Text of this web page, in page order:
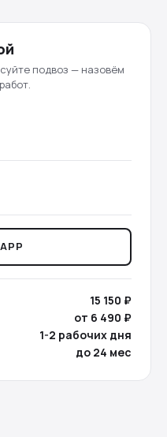
подвоз — назовём
15 150 ₽
от 6 490 ₽
1-2 рабочих дня
до 24 мес